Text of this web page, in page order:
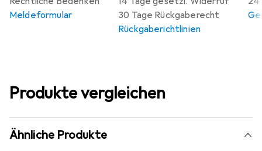
30 Tage Rückgaberecht
Rückgaberichtlinien
Meldeformular
Produkte vergleichen
Ähnliche Produkte